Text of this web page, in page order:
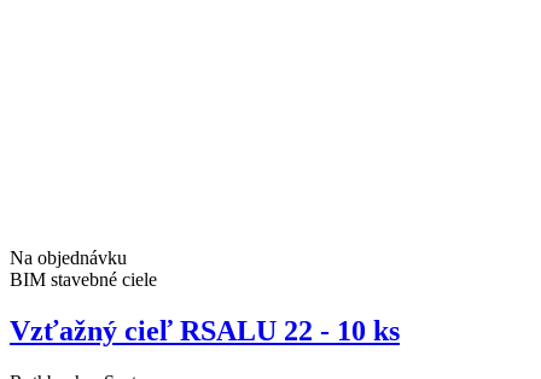
Na objednávku
BIM stavebné ciele
Vzťažný cieľ RSALU 22 - 10 ks